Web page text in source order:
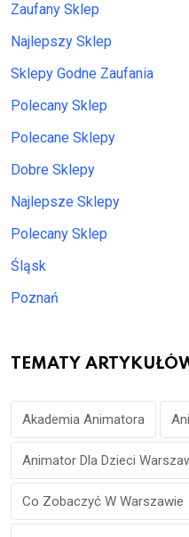
Zaufany Sklep
Najlepszy Sklep
Sklepy Godne Zaufania
Polecany Sklep
Polecane Sklepy
Dobre Sklepy
Najlepsze Sklepy
Polecany Sklep
Śląsk
Poznań
TEMATY
Akademia Animatora
Animator Dla Dzieci
Co Zobaczyć W Warszawie